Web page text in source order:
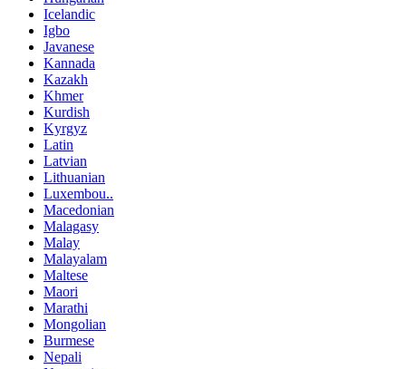
Icelandic
Igbo
Javanese
Kannada
Kazakh
Khmer
Kurdish
Kyrgyz
Latin
Latvian
Lithuanian
Luxembou..
Macedonian
Malagasy
Malay
Malayalam
Maltese
Maori
Marathi
Mongolian
Burmese
Nepali